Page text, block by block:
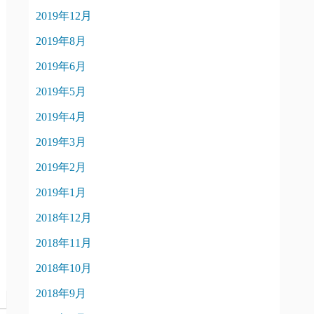
2019年12月
2019年8月
2019年6月
2019年5月
2019年4月
2019年3月
2019年2月
2019年1月
2018年12月
2018年11月
2018年10月
2018年9月